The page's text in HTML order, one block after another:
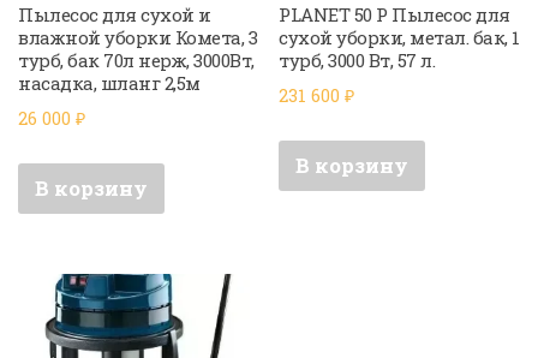
Пылесос для сухой и
влажной уборки Комета, 3
турб, бак 70л нерж, 3000Вт,
насадка, шланг 2,5м
26 000 ₽
В корзину
PLANET 50 P Пылесос для
сухой уборки, метал. бак, 1
турб, 3000 Вт, 57 л.
231 600₽
В корзину